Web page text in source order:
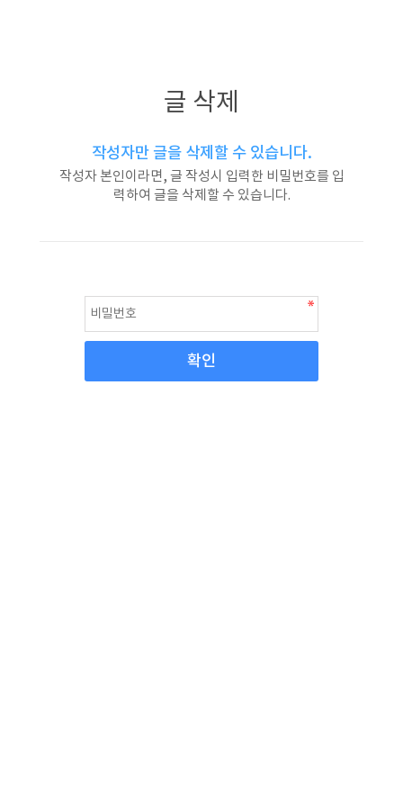
글 삭제
작성자만 글을 삭제할 수 있습니다.
작성자 본인이라면, 글 작성시 입력한 비밀번호를 입
력하여 글을 삭제할 수 있습니다.